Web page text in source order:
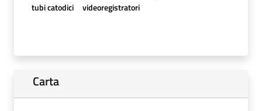
tubi catodici
videoregistratori
Carta